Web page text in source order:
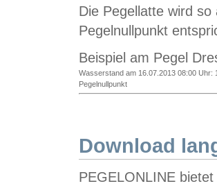
Die Pegellatte wird
Pegelnullpunkt
Beispiel am Pegel
Wasserstand am 16.07.2013 08:00 Uhr:
Pegelnullpunkt
Download
PEGELONLINE